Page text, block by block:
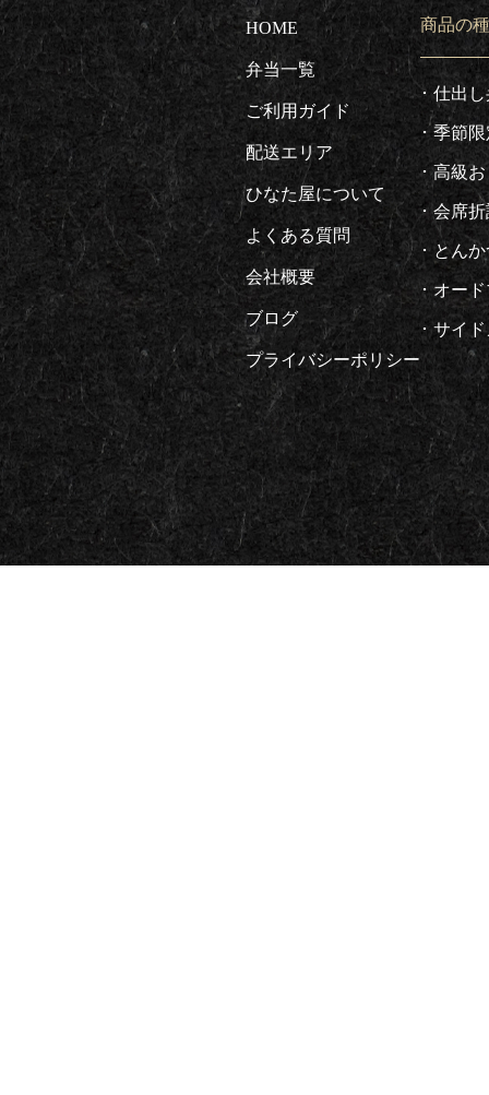
HOME
弁当一覧
ご利用ガイド
配送エリア
ひなた屋について
よくある質問
会社概要
ブログ
プライバシーポリシー
商品の
仕出
季節
高級
会席折
とん
オー
サイ